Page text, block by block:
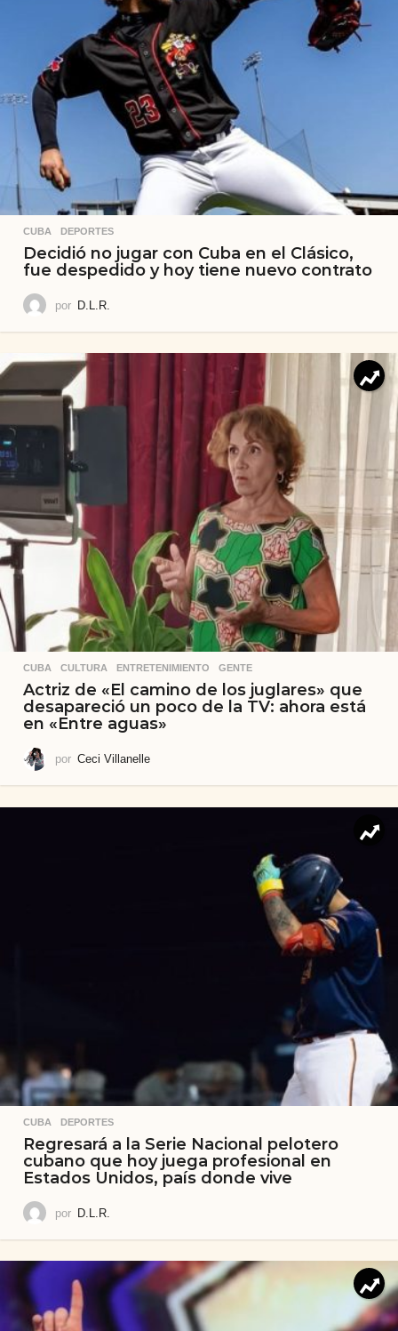
CUBA ,DEPORTES
Decidió no jugar con Cuba en el Clásico,
fue despedido y hoy tiene nuevo contrato
por D.L.R.
CUBA ,CULTURA ,ENTRETENIMIENTO ,GENTE
Actriz de «El camino de los juglares» que
desapareció un poco de la TV: ahora está
en «Entre aguas»
por Ceci Villanelle
CUBA ,DEPORTES
Regresará a la Serie Nacional pelotero
cubano que hoy juega profesional en
Estados Unidos, país donde vive
por D.L.R.